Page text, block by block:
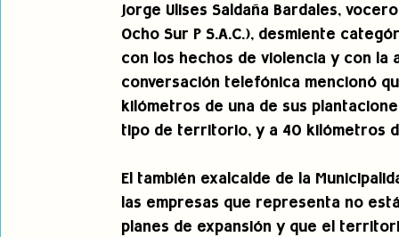
Jorge Ulises Saldaña Bardales,
Ocho Sur P S.A.C.), desmiente
con los hechos de violencia y con la
conversación telefónica mencionó
kilómetros de una de sus
tipo de territorio, y a 40 kilómetros
El también exalcalde de la
las empresas que representa no
planes de expansión y que el